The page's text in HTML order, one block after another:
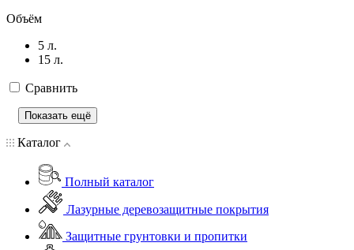
Объём
5 л.
15 л.
Сравнить
Показать ещё
Каталог
Полный каталог
Лазурные деревозащитные покрытия
Защитные грунтовки и пропитки